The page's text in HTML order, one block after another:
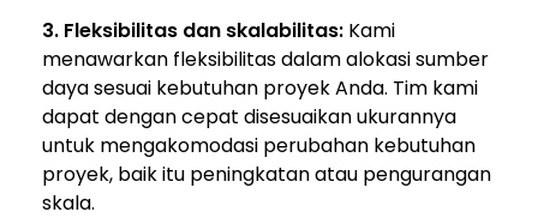
3. Fleksibilitas dan skalabilitas: Kami
menawarkan fleksibilitas dalam alokasi sumber
daya sesuai kebutuhan proyek Anda. Tim kami
dapat dengan cepat disesuaikan ukurannya
untuk mengakomodasi perubahan kebutuhan
proyek, baik itu peningkatan atau pengurangan
skala.